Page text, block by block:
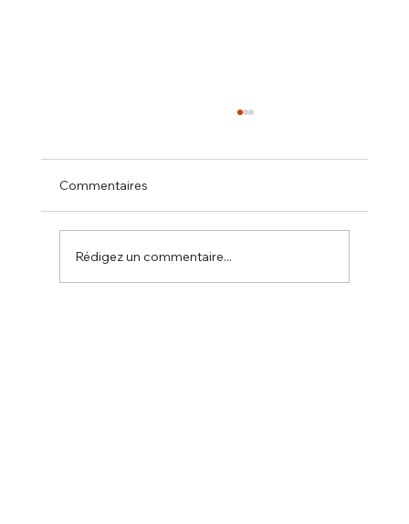
Commentaires
Rédigez un commentaire...